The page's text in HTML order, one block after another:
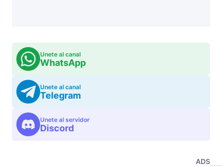
Unete al canal
WhatsApp
Unete al canal
Telegram
Unete al servidor
Discord
ADS